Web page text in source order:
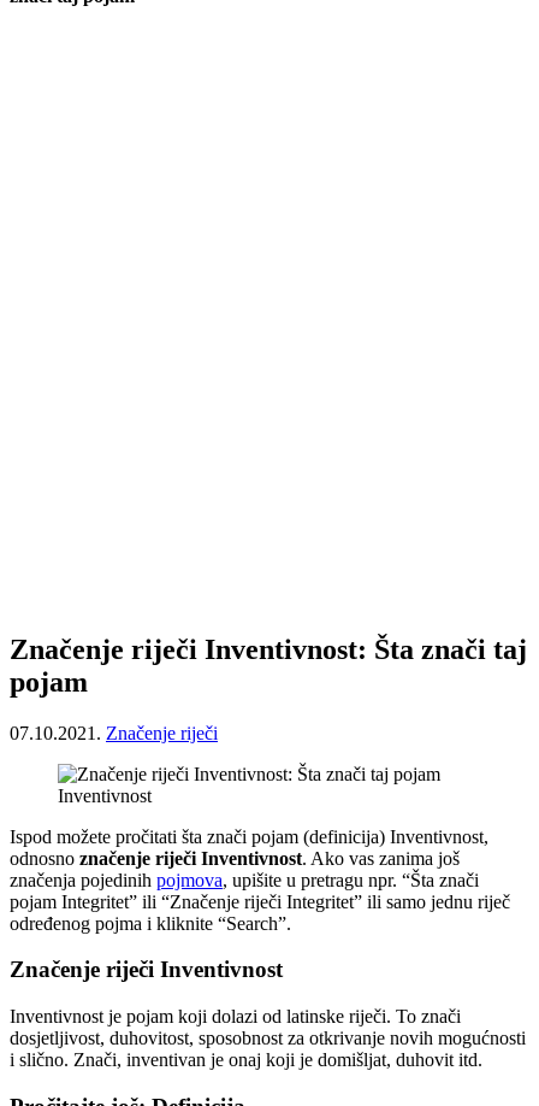
Značenje riječi Inventivnost: Šta znači taj
pojam
07.10.2021. Značenje riječi
Inventivnost
Ispod možete pročitati šta znači pojam (definicija) Inventivnost,
odnosno značenje riječi Inventivnost. Ako vas zanima još
značenja pojedinih pojmova, upišite u pretragu npr. “Šta znači
pojam Integritet” ili “Značenje riječi Integritet” ili samo jednu riječ
određenog pojma i kliknite “Search”.
Značenje riječi Inventivnost
Inventivnost je pojam koji dolazi od latinske riječi. To znači
dosjetljivost, duhovitost, sposobnost za otkrivanje novih mogućnosti
i slično. Znači, inventivan je onaj koji je domišljat, duhovit itd.